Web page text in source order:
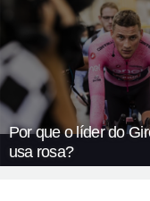
Por que o líder do
usa rosa?